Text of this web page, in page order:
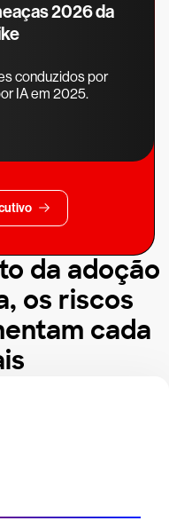
2026 da
conduzidos por
IA em 2025.
da adoção
os riscos
cada